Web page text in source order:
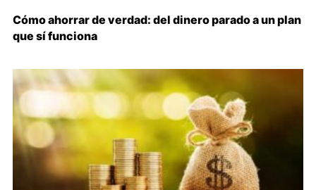
Cómo ahorrar de verdad: del dinero parado a un plan
que sí funciona